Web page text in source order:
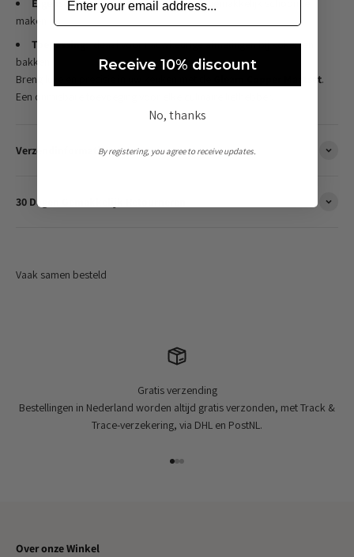
Eigenschappen:Duurzaam, stijlvol en gemakkelijk schoon te
maken
Toepassing:Ideaal voor nauwkeurige afmetingen bij koken en
bakken
Breng luxe en precisie in uw keuken met de
Gleam Copper Maatset.
Een onmisbare toevoeging voor elke culinaire liefhebber.
Verzendinformatie
30 Dagen Gemakkelijk Retourneren
Gratis verzending
Bestellingen in Nederland worden altijd gratis verzonden, met Track &
Trace-verzekering, via DHL en PostNL.
Over onze Winkel
Receive 10% discount
No, thanks
By registering, you agree to receive updates.